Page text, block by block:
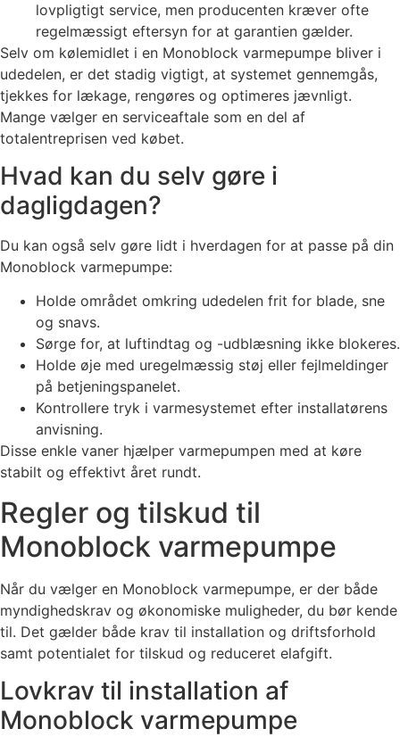
lovpligtigt service, men producenten kræver ofte
regelmæssigt eftersyn for at garantien gælder.
Selv om kølemidlet i en Monoblock varmepumpe bliver i
udedelen, er det stadig vigtigt, at systemet gennemgås,
tjekkes for lækage, rengøres og optimeres jævnligt.
Mange vælger en serviceaftale som en del af
totalentreprisen ved købet.
Hvad kan du selv gøre i
dagligdagen?
Du kan også selv gøre lidt i hverdagen for at passe på din
Monoblock varmepumpe:
Holde området omkring udedelen frit for blade, sne
og snavs.
Sørge for, at luftindtag og -udblæsning ikke blokeres.
Holde øje med uregelmæssig støj eller fejlmeldinger
på betjeningspanelet.
Kontrollere tryk i varmesystemet efter installatørens
anvisning.
Disse enkle vaner hjælper varmepumpen med at køre
stabilt og effektivt året rundt.
Regler og tilskud til
Monoblock varmepumpe
Når du vælger en Monoblock varmepumpe, er der både
myndighedskrav og økonomiske muligheder, du bør kende
til. Det gælder både krav til installation og driftsforhold
samt potentialet for tilskud og reduceret elafgift.
Lovkrav til installation af
Monoblock varmepumpe